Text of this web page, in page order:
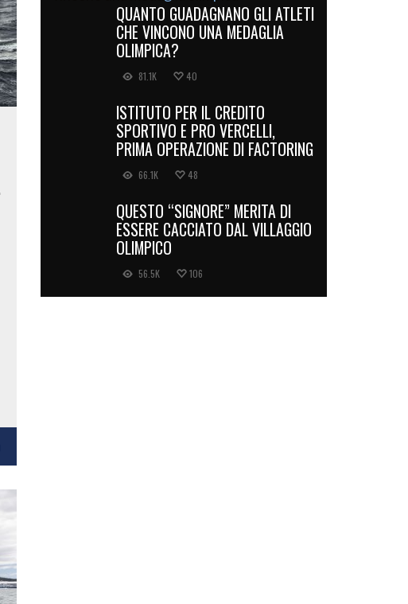
QUANTO GUADAGNANO GLI ATLETI
CHE VINCONO UNA MEDAGLIA
OLIMPICA?
81.1K 40
ISTITUTO PER IL CREDITO
SPORTIVO E PRO VERCELLI,
PRIMA OPERAZIONE DI FACTORING
66.1K 48
QUESTO “SIGNORE” MERITA DI
ESSERE CACCIATO DAL VILLAGGIO
OLIMPICO
56.5K 106